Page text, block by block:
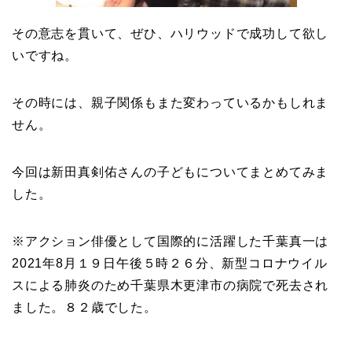
その意志を貫いて、ぜひ、ハリウッドで成功して欲し
いですね。
その時には、親子関係もまた変わっているかもしれま
せん。
今回は新田真剣佑さんの子どもについてまとめてみま
した。
※アクション俳優として国際的に活躍した千葉真一は
2021年8月１９日午後５時２６分、新型コロナウイル
スによる肺炎のため千葉県木更津市の病院で死去され
ました。８２歳でした。